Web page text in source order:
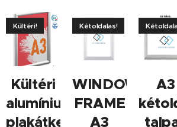
Kültéri
alumínium
plakátkeret
Kültéri!
WINDOW
FRAME
A3
Kétoldalas!
A3